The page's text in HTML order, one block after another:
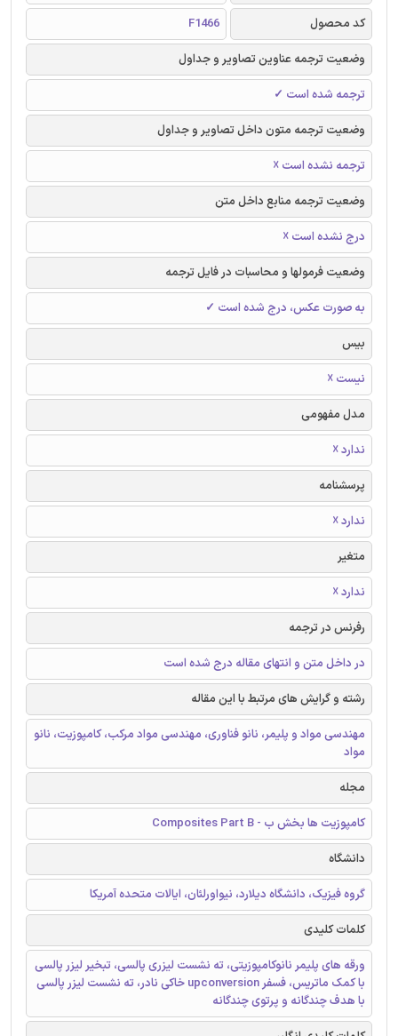
کد محصول
F1466
وضعیت ترجمه عناوین تصاویر و جداول
ترجمه شده است ✓
وضعیت ترجمه متون داخل تصاویر و جداول
ترجمه نشده است ☓
وضعیت ترجمه منابع داخل متن
درج نشده است ☓
وضعیت فرمولها و محاسبات در فایل ترجمه
به صورت عکس، درج شده است ✓
بیس
نیست ☓
مدل مفهومی
ندارد ☓
پرسشنامه
ندارد ☓
متغیر
ندارد ☓
رفرنس در ترجمه
در داخل متن و انتهای مقاله درج شده است
رشته و گرایش های مرتبط با این مقاله
مهندسی مواد و پلیمر، نانو فناوری، مهندسی مواد مرکب، کامپوزیت، نانو
مواد
مجله
کامپوزیت ها بخش ب - Composites Part B
دانشگاه
گروه فیزیک، دانشگاه دیلارد، نیواورلئان، ایالات متحده آمریکا
کلمات کلیدی
ورقه های پلیمر نانوکامپوزیتی، ته نشست لیزری پالسی، تبخیر لیزر پالسی
با کمک ماتریس، فسفر upconversion خاکی نادر، ته نشست لیزر پالسی
با هدف چندگانه و پرتوی چندگانه